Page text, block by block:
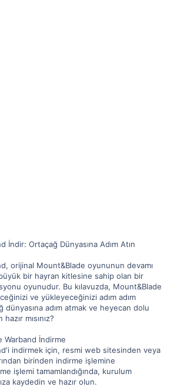
İndir: Ortaçağ Dünyasına Adım Atın
orijinal Mount&Blade oyununun devamı
bir hayran kitlesine sahip olan bir
oyunudur. Bu kılavuzda, Mount&Blade
ve yükleyeceğinizi adım adım
dünyasına adım atmak ve heyecan dolu
mısınız?
Warband İndirme
indirmek için, resmi web sitesinden veya
birinden indirme işlemine
işlemi tamamlandığında, kurulum
kaydedin ve hazır olun.